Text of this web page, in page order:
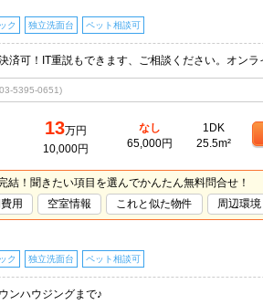
ク 独立洗面台 ペット相談可
5395-0651)
13万円
10,000円
なし
65,000円
1DK
25.5m²
結！聞きたい項目を選んでかんたん無料問合せ！
用
空室情報 これと似た物件 周辺環境
ク 独立洗面台 ペット相談可
ンハウジングまで♪